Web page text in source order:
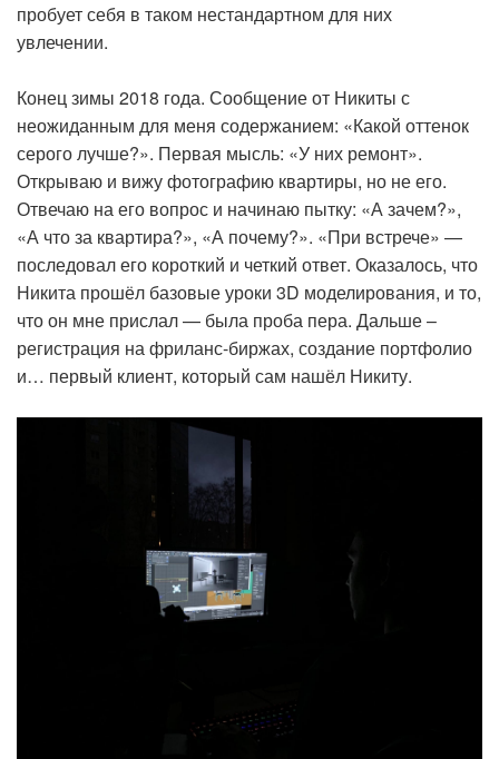
пробует себя в таком нестандартном для них
увлечении.
Конец зимы 2018 года. Сообщение от Никиты с
неожиданным для меня содержанием: «Какой оттенок
серого лучше?». Первая мысль: «У них ремонт».
Открываю и вижу фотографию квартиры, но не его.
Отвечаю на его вопрос и начинаю пытку: «А зачем?»,
«А что за квартира?», «А почему?». «При встрече» —
последовал его короткий и четкий ответ. Оказалось, что
Никита прошёл базовые уроки 3D моделирования, и то,
что он мне прислал — была проба пера. Дальше –
регистрация на фриланс-биржах, создание портфолио
и… первый клиент, который сам нашёл Никиту.